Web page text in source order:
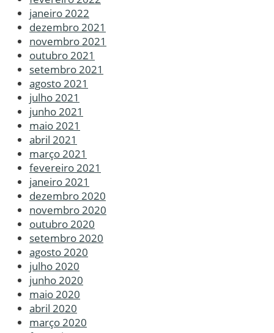
janeiro 2022
dezembro 2021
novembro 2021
outubro 2021
setembro 2021
agosto 2021
julho 2021
junho 2021
maio 2021
abril 2021
março 2021
fevereiro 2021
janeiro 2021
dezembro 2020
novembro 2020
outubro 2020
setembro 2020
agosto 2020
julho 2020
junho 2020
maio 2020
abril 2020
março 2020